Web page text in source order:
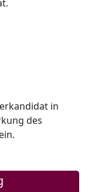
in
des